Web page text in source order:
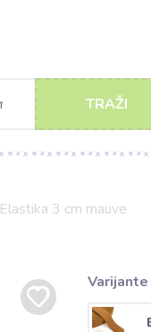
TRAŽI
Elastika 3 cm mauve